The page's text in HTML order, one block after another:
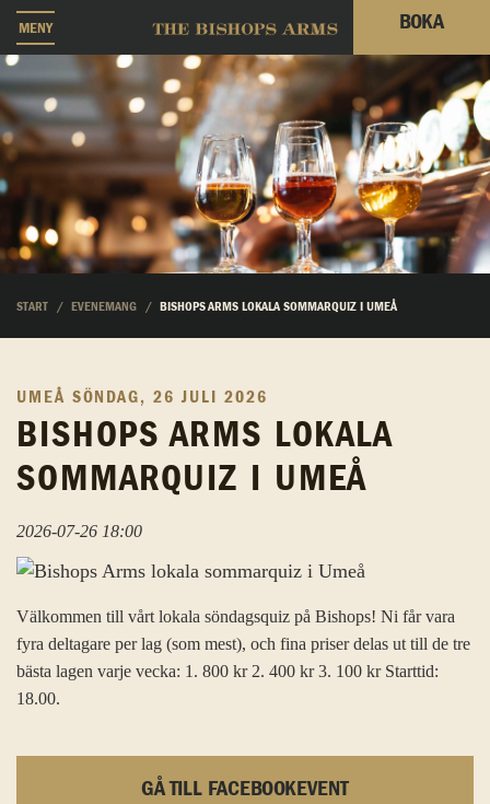
MENY BOKA
START EVENEMANG BISHOPS ARMS LOKALA SOMMARQUIZ I UMEÅ
UMEÅ SÖNDAG, 26 JULI 2026
BISHOPS ARMS LOKALA
SOMMARQUIZ I UMEÅ
2026-07-26 18:00
Välkommen till vårt lokala söndagsquiz på Bishops! Ni får vara
fyra deltagare per lag (som mest), och fina priser delas ut till de tre
bästa lagen varje vecka: 1. 800 kr 2. 400 kr 3. 100 kr Starttid:
18.00.
GÅ TILL FACEBOOKEVENT